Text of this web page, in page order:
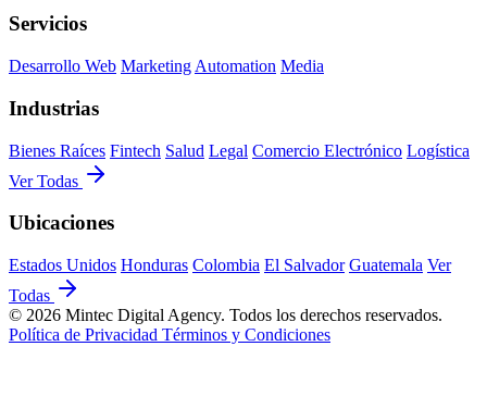
Servicios
Desarrollo Web Marketing Automation Media
Industrias
Bienes Raíces Fintech Salud Legal Comercio Electrónico Logística
Ver Todas
Ubicaciones
Estados Unidos Honduras Colombia El Salvador Guatemala Ver
Todas
© 2026 Mintec Digital Agency. Todos los derechos reservados.
Política de Privacidad Términos y Condiciones